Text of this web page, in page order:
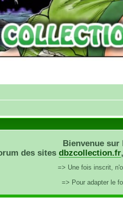
Bienvenue
des sites dbzcollection.fr
=> Une fois inscrit,
=> Pour adapter le